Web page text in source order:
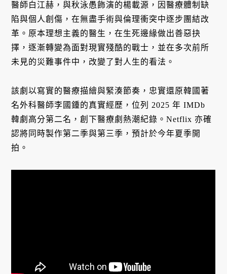
醫師白江赫，與秋泳愚飾演的楊載源，因醫療體制缺
陷與個人創傷，在無盡手術與倫理衝突中逐步團結改
革。原本理想主義的醫生，在生死邊緣做出善惡抉
擇，逐漸轉變為面對現實殘酷的戰士，並在多次前所
未見的災難事件中，改變了對人生的看法。
該劇以寫實的醫療描繪與緊湊節奏，忠實還原韓國著
名外科醫師李國鍾的真實經歷，位列 2025 年 IMDb
韓劇高分第二名，創下醫療劇熱潮紀錄。Netflix 亦確
認將同時製作第二季與第三季，預計於今年夏季開
拍。